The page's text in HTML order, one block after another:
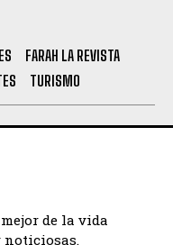
FARAH LA REVISTA
TURISMO
de la vida
noticiosas.